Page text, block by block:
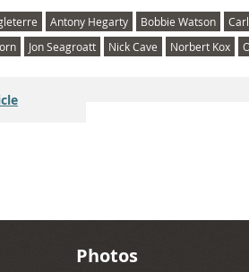
Antony Hegarty Bobbie Watson
Jon Seagroatt Nick Cave Norbert Kox
Photos